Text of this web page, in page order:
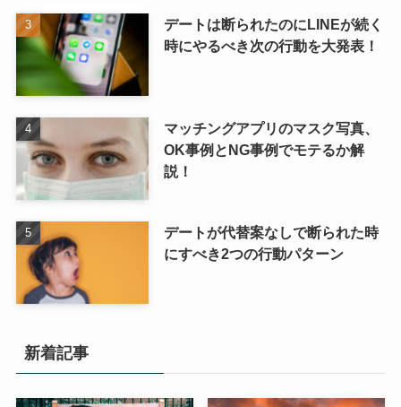
デートは断られたのにLINEが続く
時にやるべき次の行動を大発表！
マッチングアプリのマスク写真、
OK事例とNG事例でモテるか解
説！
デートが代替案なしで断られた時
にすべき2つの行動パターン
新着記事